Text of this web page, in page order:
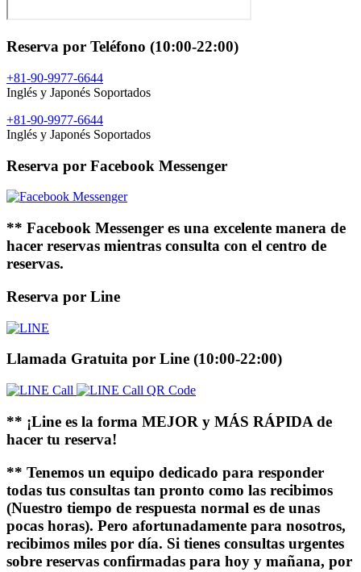
Reserva por Teléfono (10:00-22:00)
+81-90-9977-6644
Inglés y Japonés Soportados
+81-90-9977-6644
Inglés y Japonés Soportados
Reserva por Facebook Messenger
** Facebook Messenger es una excelente manera de
hacer reservas mientras consulta con el centro de
reservas.
Reserva por Line
Llamada Gratuita por Line (10:00-22:00)
** ¡Line es la forma MEJOR y MÁS RÁPIDA de
hacer tu reserva!
** Tenemos un equipo dedicado para responder
todas tus consultas tan pronto como las recibimos
(Nuestro tiempo de respuesta normal es de unas
pocas horas). Pero afortunadamente para nosotros,
recibimos miles por día. Si tienes consultas urgentes
sobre reservas confirmadas para hoy y mañana, por